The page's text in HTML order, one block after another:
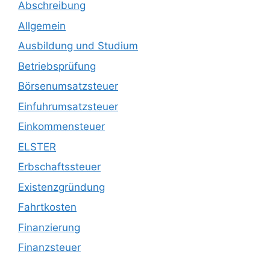
Abschreibung
Allgemein
Ausbildung und Studium
Betriebsprüfung
Börsenumsatzsteuer
Einfuhrumsatzsteuer
Einkommensteuer
ELSTER
Erbschaftssteuer
Existenzgründung
Fahrtkosten
Finanzierung
Finanzsteuer